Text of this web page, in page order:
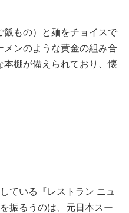
飯もの）と麺をチョイスで
メンのような黄金の組み合
本棚が備えられており、懐
ている『レストラン ニュ
振るうのは、元日本スー